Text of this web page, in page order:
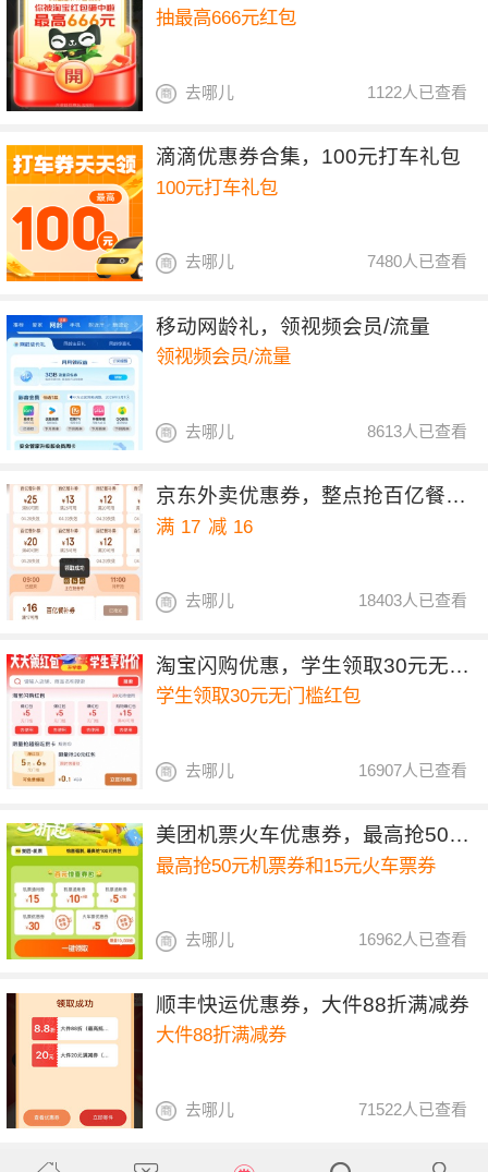
抽最高666元红包
1122人已查看
去哪儿
滴滴优惠券合集，100元打车礼包
100元打车礼包
7480人已查看
去哪儿
移动网龄礼，领视频会员/流量
领视频会员/流量
8613人已查看
去哪儿
京东外卖优惠券，整点抢百亿餐补17-16券
满 17 减 16
18403人已查看
去哪儿
淘宝闪购优惠，学生领取30元无门槛红包
学生领取30元无门槛红包
16907人已查看
去哪儿
美团机票火车优惠券，最高抢50元机票券和15元火车票券
最高抢50元机票券和15元火车票券
16962人已查看
去哪儿
顺丰快运优惠券，大件88折满减券
大件88折满减券
71522人已查看
去哪儿